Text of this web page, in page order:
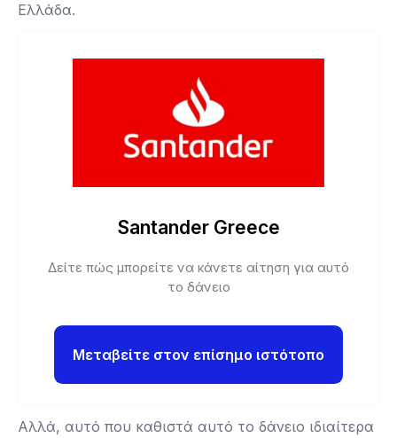
Ελλάδα.
Santander Greece
Δείτε πώς μπορείτε να κάνετε αίτηση για αυτό
το δάνειο
Μεταβείτε στον επίσημο ιστότοπο
Αλλά, αυτό που καθιστά αυτό το δάνειο ιδιαίτερα